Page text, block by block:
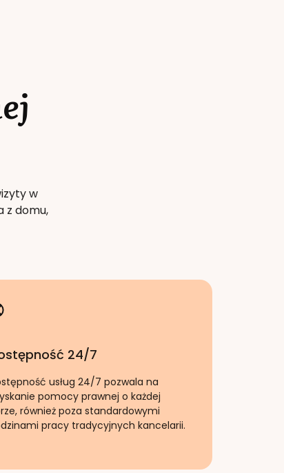
w
z domu,
24/7
usług 24/7 pozwala na
pomocy prawnej o każdej
również poza standardowymi
pracy tradycyjnych kancelarii.